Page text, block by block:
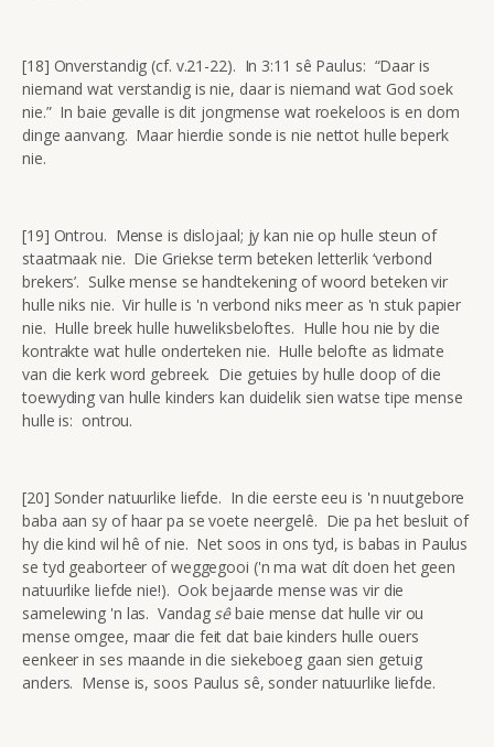
[18] Onverstandig (cf. v.21-22). In 3:11 sê Paulus: “Daar is
niemand wat verstandig is nie, daar is niemand wat God soek
nie.” In baie gevalle is dit jongmense wat roekeloos is en dom
dinge aanvang. Maar hierdie sonde is nie nettot hulle beperk
nie.
[19] Ontrou. Mense is dislojaal; jy kan nie op hulle steun of
staatmaak nie. Die Griekse term beteken letterlik ‘verbond
brekers’. Sulke mense se handtekening of woord beteken vir
hulle niks nie. Vir hulle is 'n verbond niks meer as 'n stuk papier
nie. Hulle breek hulle huweliksbeloftes. Hulle hou nie by die
kontrakte wat hulle onderteken nie. Hulle belofte as lidmate
van die kerk word gebreek. Die getuies by hulle doop of die
toewyding van hulle kinders kan duidelik sien watse tipe mense
hulle is: ontrou.
[20] Sonder natuurlike liefde. In die eerste eeu is 'n nuutgebore
baba aan sy of haar pa se voete neergelê. Die pa het besluit of
hy die kind wil hê of nie. Net soos in ons tyd, is babas in Paulus
se tyd geaborteer of weggegooi ('n ma wat dít doen het geen
natuurlike liefde nie!). Ook bejaarde mense was vir die
samelewing 'n las. Vandag sêbaie mense dat hulle vir ou
mense omgee, maar die feit dat baie kinders hulle ouers
eenkeer in ses maande in die siekeboeg gaan sien getuig
anders. Mense is, soos Paulus sê, sonder natuurlike liefde.